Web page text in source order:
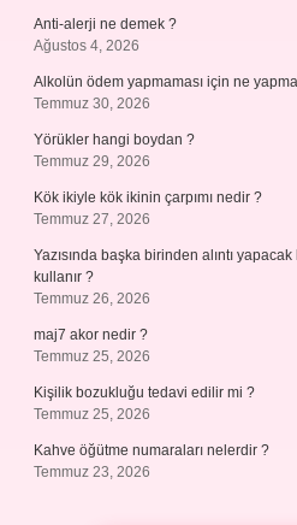
Anti-alerji ne demek ?
Ağustos 4, 2026
Alkolün ödem yapmaması için ne
Temmuz 30, 2026
Yörükler hangi boydan ?
Temmuz 29, 2026
Kök ikiyle kök ikinin çarpımı nedir ?
Temmuz 27, 2026
Yazısında başka birinden alıntı
kullanır ?
Temmuz 26, 2026
maj7 akor nedir ?
Temmuz 25, 2026
Kişilik bozukluğu tedavi edilir mi ?
Temmuz 25, 2026
Kahve öğütme numaraları nelerdir ?
Temmuz 23, 2026